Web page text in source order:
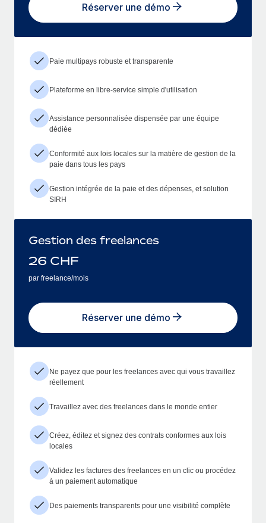
Réserver une démo
Paie multipays robuste et transparente
Plateforme en libre-service simple d'utilisation
Assistance personnalisée dispensée par une équipe
dédiée
Conformité aux lois locales sur la matière de gestion de la
paie dans tous les pays
Gestion intégrée de la paie et des dépenses, et solution
SIRH
Gestion des freelances
26 CHF
par freelance/mois
Réserver une démo
Ne payez que pour les freelances avec qui vous travaillez
réellement
Travaillez avec des freelances dans le monde entier
Créez, éditez et signez des contrats conformes aux lois
locales
Validez les factures des freelances en un clic ou procédez
à un paiement automatique
Des paiements transparents pour une visibilité complète